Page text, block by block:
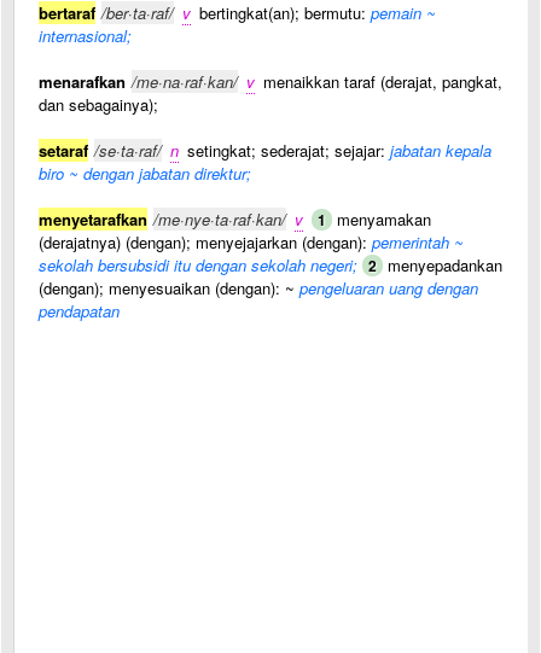
bertaraf /ber·ta·raf/ v bertingkat(an); bermutu: pemain ~
internasional;
menarafkan /me·na·raf·kan/ v menaikkan taraf (derajat, pangkat,
dan sebagainya);
setaraf /se·ta·raf/ n setingkat; sederajat; sejajar: jabatan kepala
biro ~ dengan jabatan direktur;
menyetarafkan /me·nye·ta·raf·kan/ v 1
menyamakan
(derajatnya) (dengan); menyejajarkan (dengan): pemerintah ~
sekolah bersubsidi itu dengan sekolah negeri; 2 menyepadankan
(dengan); menyesuaikan (dengan): ~ pengeluaran uang dengan
pendapatan